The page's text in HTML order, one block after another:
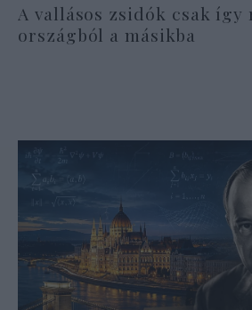
A vallásos zsidók csak
országból a másikba